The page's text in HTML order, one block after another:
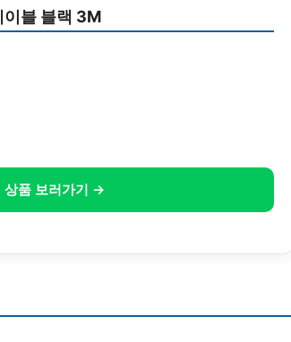
이블 블랙 3M
상품 보러가기 →